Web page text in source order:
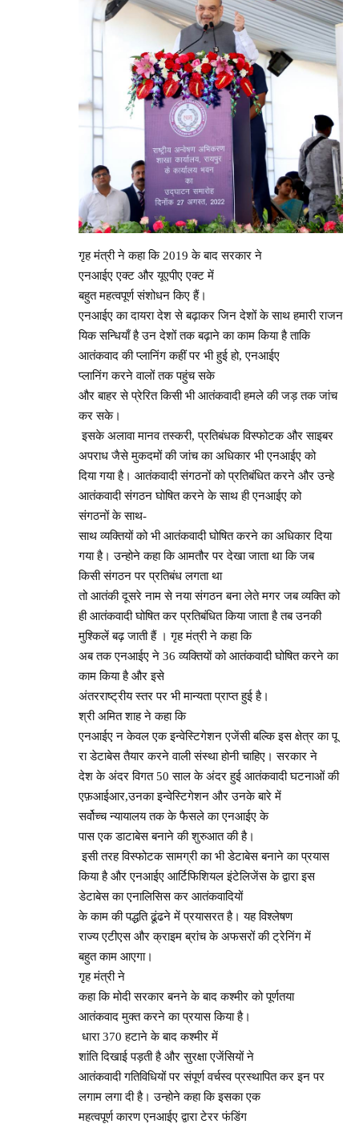
गृह मंत्री ने कहा कि 2019 के बाद सरकार ने
एनआईए एक्ट और यूएपीए एक्ट में
बहुत महत्वपूर्ण संशोधन किए हैं।
एनआईए का दायरा देश से बढ़ाकर जिन देशों के साथ हमारी राजन
यिक सन्धियाँ है उन देशों तक बढ़ाने का काम किया है ताकि
आतंकवाद की प्लानिंग कहीं पर भी हुई हो, एनआईए
प्लानिंग करने वालों तक पहुंच सके
और बाहर से प्रेरित किसी भी आतंकवादी हमले की जड़ तक जांच
कर सके।
इसके अलावा मानव तस्करी, प्रतिबंधक विस्फोटक और साइबर
अपराध जैसे मुकदमों की जांच का अधिकार भी एनआईए को
दिया गया है। आतंकवादी संगठनों को प्रतिबंधित करने और उन्हे
आतंकवादी संगठन घोषित करने के साथ ही एनआईए को
संगठनों के साथ-
साथ व्यक्तियों को भी आतंकवादी घोषित करने का अधिकार दिया
गया है। उन्होने कहा कि आमतौर पर देखा जाता था कि जब
किसी संगठन पर प्रतिबंध लगता था
तो आतंकी दूसरे नाम से नया संगठन बना लेते मगर जब व्यक्ति को
ही आतंकवादी घोषित कर प्रतिबंधित किया जाता है तब उनकी
मुश्किलें बढ़ जाती हैं । गृह मंत्री ने कहा कि
अब तक एनआईए ने 36 व्यक्तियों को आतंकवादी घोषित करने का
काम किया है और इसे
अंतरराष्ट्रीय स्तर पर भी मान्यता प्राप्त हुई है।
श्री अमित शाह ने कहा कि
एनआईए न केवल एक इन्वेस्टिगेशन एजेंसी बल्कि इस क्षेत्र का पू
रा डेटाबेस तैयार करने वाली संस्था होनी चाहिए। सरकार ने
देश के अंदर विगत 50 साल के अंदर हुई आतंकवादी घटनाओं की
एफ़आईआर,उनका इन्वेस्टिगेशन और उनके बारे में
सर्वोच्च न्यायालय तक के फैसले का एनआईए के
पास एक डाटाबेस बनाने की शुरुआत की है।
इसी तरह विस्फोटक सामग्री का भी डेटाबेस बनाने का प्रयास
किया है और एनआईए आर्टिफिशियल इंटेलिजेंस के द्वारा इस
डेटाबेस का एनालिसिस कर आतंकवादियों
के काम की पद्धति ढूंढने में प्रयासरत है। यह विश्लेषण
राज्य एटीएस और क्राइम ब्रांच के अफसरों की ट्रेनिंग में
बहुत काम आएगा।
गृह मंत्री ने
कहा कि मोदी सरकार बनने के बाद कश्मीर को पूर्णतया
आतंकवाद मुक्त करने का प्रयास किया है।
धारा 370 हटाने के बाद कश्मीर में
शांति दिखाई पड़ती है और सुरक्षा एजेंसियों ने
आतंकवादी गतिविधियों पर संपूर्ण वर्चस्व प्रस्थापित कर इन पर
लगाम लगा दी है। उन्होने कहा कि इसका एक
महत्वपूर्ण कारण एनआईए द्वारा टेरर फंडिंग